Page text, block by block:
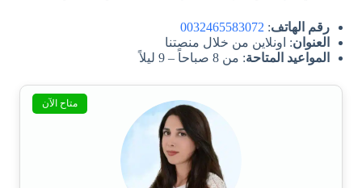
رقم الهاتف:
العنوان: اونلاين من خلال منصتنا
المواعيد المتاحة: من 8 صباحاً – 9 ليلاً
متاح الآن